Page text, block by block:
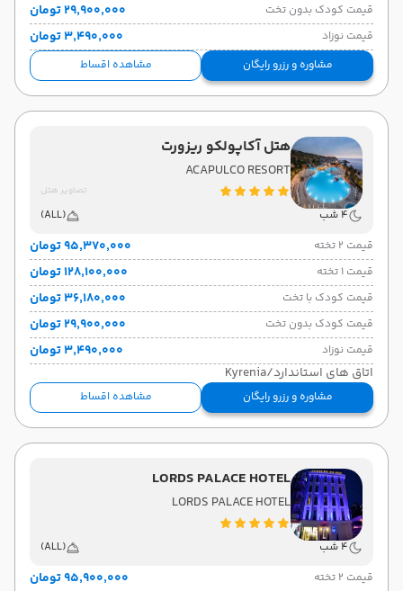
قیمت کودک بدون تخت ۲۹٬۹۰۰٬۰۰۰ تومان
قیمت نوزاد ۳٬۴۹۰٬۰۰۰ تومان
مشاوره و رزرو رایگان مشاهده اقساط
هتل آکاپولکو ریزورت
ACAPULCO RESORT
تصاویر هتل
4 شب
(ALL)
قیمت 2 تخته
۹۵٬۳۷۰٬۰۰۰ تومان
قیمت 1 تخته ۱۲۸٬۱۰۰٬۰۰۰ تومان
قیمت کودک با تخت ۳۶٬۱۸۰٬۰۰۰ تومان
قیمت کودک بدون تخت ۲۹٬۹۰۰٬۰۰۰ تومان
قیمت نوزاد
۳٬۴۹۰٬۰۰۰ تومان
اتاق های استاندارد/Kyrenia
مشاوره و رزرو رایگان مشاهده اقساط
LORDS PALACE HOTEL
LORDS PALACE HOTEL
4 شب
(ALL)
قیمت 2 تخته
۹۵٬۹۰۰٬۰۰۰ تومان